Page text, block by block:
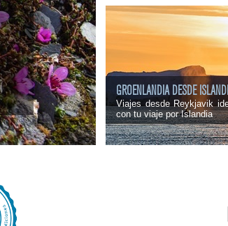
GROENLANDIA DESDE
Viajes desde Reykjavik
con tu viaje por Islandia